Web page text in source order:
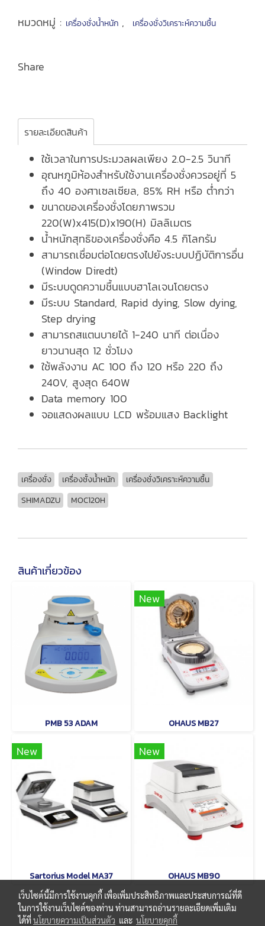
หมวดหมู่ : เครื่องชั่งน้ำหนัก , เครื่องชั่งวิเคราะห์ความชื้น
Share
รายละเอียดสินค้า
ใช้เวลาในการประมวลผลเพียง 2.0-2.5 วินาที
อุณหภูมิห้องสำหรับใช้งานเครื่องชั่งควรอยู่ที่ 5
ถึง 40 องศาเซลเซียล, 85% RH หรือ ต่ำกว่า
ขนาดของเครื่องชั่งโดยภาพรวม
220(W)x415(D)x190(H) มิลลิเมตร
น้ำหนักสุทธิของเครื่องชั่งคือ 4.5 กิโลกรัม
สามารถเชื่อมต่อโดยตรงไปยังระบบปฏิบัติการอื่น
(Window Diredt)
มีระบบดูดความชื้นแบบฮาโลเจนโดยตรง
มีระบบ Standard, Rapid dying, Slow dying,
Step drying
สามารถสแตนบายได้ 1-240 นาที ต่อเนื่อง
ยาวนานสุด 12 ชั่วโมง
ใช้พลังงาน AC 100 ถึง 120 หรือ 220 ถึง
240V, สูงสุด 640W
Data memory 100
จอแสดงผลแบบ LCD พร้อมแสง Backlight
เครื่องชั่ง เครื่องชั้งน้ำหนัก
เครื่องชั่งวิเคราะห์ความชื้น
SHIMADZU
MOC120H
สินค้าเกี่ยวข้อง
PMB 53 ADAM
New
OHAUS MB27
New
Sartorius Model MA37
New
OHAUS MB90
เว็บไซต์นี้มีการใช้งานคุกกี้ เพื่อเพิ่มประสิทธิภาพและประสบการณ์ที่ดี
ในการใช้งานเว็บไซต์ของท่าน ท่านสามารถอ่านรายละเอียดเพิ่มเติม
ได้ที่นโยบายความเป็นส่วนตัว และ นโยบายคุกกี้